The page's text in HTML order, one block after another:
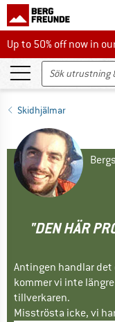
Up to 50% off now in
Up to 50% off now in
Skidhjälmar
"DEN HÄR
Antingen handlar det
kommer vi inte
tillverkaren.
Misströsta icke, vi